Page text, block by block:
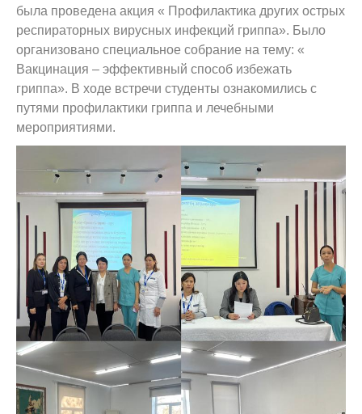
Стратегическое развитие
Страница психолога
Центр Обслуживания Студентов
Административно Управленческий персонал
Приёмная комиссия
Студенческий парламент
Посвящение в студенты
Расписание занятий
Правила внутреннего распорядка студента
Оплата за обучение
Скидки
Контакты
Кодекс академической честности
Типовые правила проведения внутреннего анализа
коррупционных рисков
Вакансии на бюджетные места
Государственная аттестация
Приложения к отчету по самооценке
Опрос респондентов
Видеообзор колледжа
Материалы переаттестации
была проведена акция « Профилактика других острых
респираторных вирусных инфекций гриппа». Было
организовано специальное собрание на тему: «
Вакцинация – эффективный способ избежать
гриппа». В ходе встречи студенты ознакомились с
путями профилактики гриппа и лечебными
мероприятиями.